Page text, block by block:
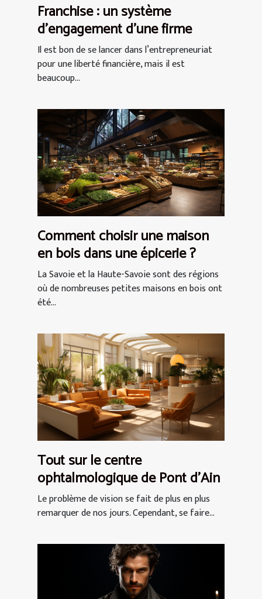
Franchise : un système
d’engagement d’une firme
Il est bon de se lancer dans l’entrepreneuriat
pour une liberté financière, mais il est
beaucoup...
Comment choisir une maison
en bois dans une épicerie ?
La Savoie et la Haute-Savoie sont des régions
où de nombreuses petites maisons en bois ont
été...
Tout sur le centre
ophtalmologique de Pont d’Ain
Le problème de vision se fait de plus en plus
remarquer de nos jours. Cependant, se faire...